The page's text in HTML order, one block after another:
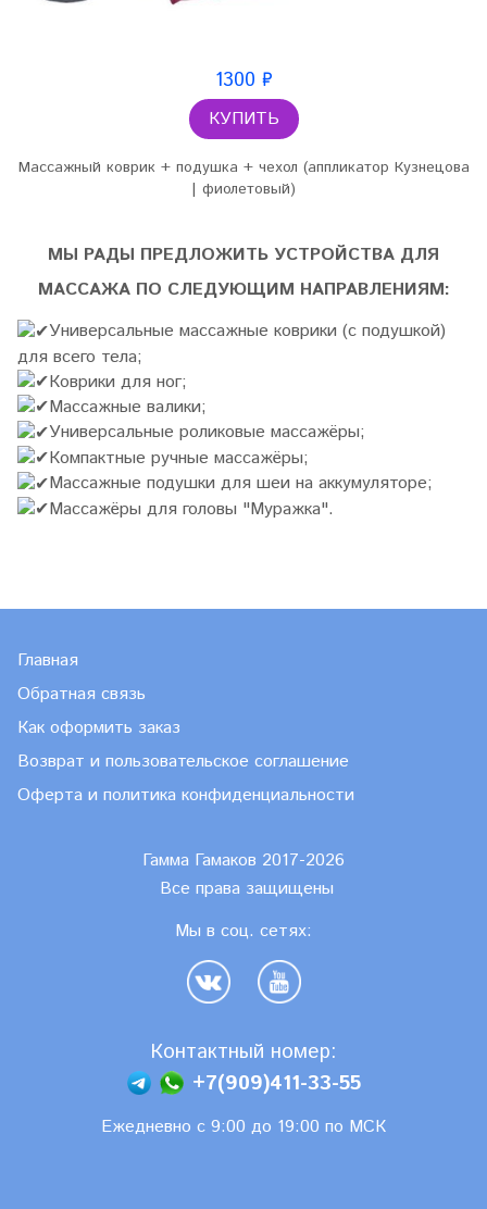
1300 ₽
КУПИТЬ
Массажный коврик + подушка + чехол (аппликатор Кузнецова
| фиолетовый)
МЫ РАДЫ ПРЕДЛОЖИТЬ УСТРОЙСТВА ДЛЯ
МАССАЖА ПО СЛЕДУЮЩИМ НАПРАВЛЕНИЯМ:
Универсальные массажные коврики (с подушкой)
для всего тела;
Коврики для ног;
Массажные валики;
Универсальные роликовые массажёры;
Компактные ручные массажёры;
Массажные подушки для шеи на аккумуляторе;
Массажёры для головы "Муражка".
Главная
Обратная связь
Как оформить заказ
Возврат и пользовательское соглашение
Оферта и политика конфиденциальности
Гамма Гамаков 2017-2026
Все права защищены
Мы в соц. сетях:
Контактный номер:
+7(909)411-33-55
Ежедневно с 9:00 до 19:00 по МСК